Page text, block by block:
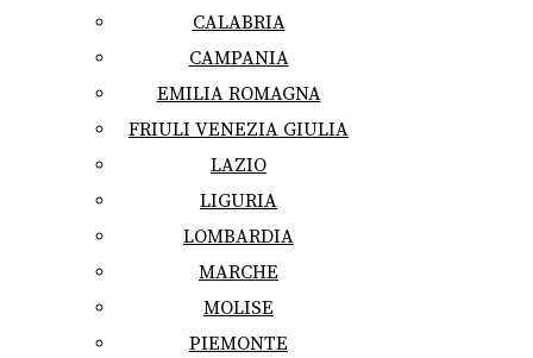
CALABRIA
CAMPANIA
EMILIA ROMAGNA
FRIULI VENEZIA GIULIA
LAZIO
LIGURIA
LOMBARDIA
MARCHE
MOLISE
PIEMONTE